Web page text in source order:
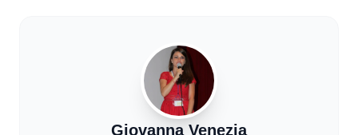
Giovanna Venezia